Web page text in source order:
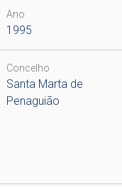
Ano
1995
Concelho
Santa Marta de
Penaguião